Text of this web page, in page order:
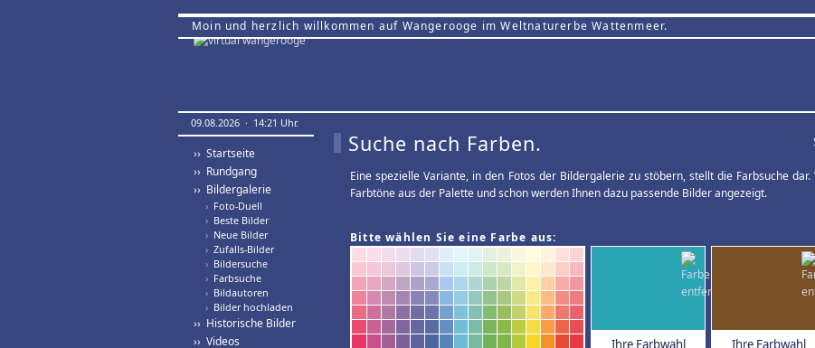
Moin und herzlich willkommen auf Wangerooge im Weltnaturerbe Wattenmeer.
09.08.2026 · 14:21 Uhr.
›› Startseite
›› Rundgang
›› Bildergalerie
› Foto-Duell
› Beste Bilder
› Neue Bilder
› Zufalls-Bilder
› Bildersuche
› Farbsuche
› Bildautoren
› Bilder hochladen
›› Historische Bilder
›› Videos
Suche nach Farben.
Eine spezielle Variante, in den Fotos der Bildergalerie zu stöbern, stellt die Farbsuche
Farbtöne aus der Palette und schon werden Ihnen dazu passende Bilder angezeigt.
Bitte wählen Sie eine Farbe aus:
Ihre Farbwahl Ihre Farbwahl